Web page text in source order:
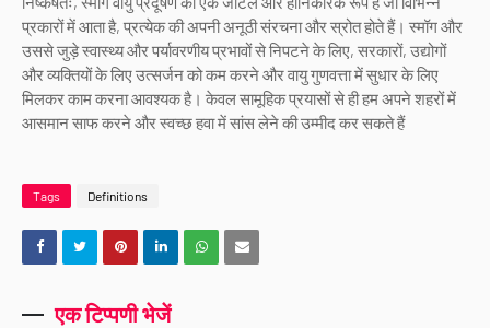
प्रकारों में आता है, प्रत्येक की अपनी अनूठी संरचना और स्रोत होते हैं। स्मॉग और
उससे जुड़े स्वास्थ्य और पर्यावरणीय प्रभावों से निपटने के लिए, सरकारों, उद्योगों
और व्यक्तियों के लिए उत्सर्जन को कम करने और वायु गुणवत्ता में सुधार के लिए
मिलकर काम करना आवश्यक है। केवल सामूहिक प्रयासों से ही हम अपने शहरों में
आसमान साफ ​​करने और स्वच्छ हवा में सांस लेने की उम्मीद कर सकते हैं
Tags Definitions
एक टिप्पणी भेजें